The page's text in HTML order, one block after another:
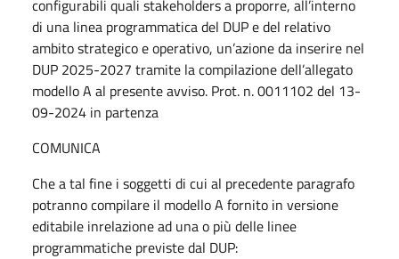
configurabili quali stakeholders a proporre, all’interno
di una linea programmatica del DUP e del relativo
ambito strategico e operativo, un’azione da inserire nel
DUP 2025-2027 tramite la compilazione dell’allegato
modello A al presente avviso. Prot. n. 0011102 del 13-
09-2024 in partenza
COMUNICA
Che a tal fine i soggetti di cui al precedente paragrafo
potranno compilare il modello A fornito in versione
editabile inrelazione ad una o più delle linee
programmatiche previste dal DUP: